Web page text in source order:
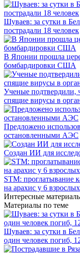
Шуваев: за сутки в
пострадали 18 человек
В Японии прошла
бомбардировки США
Ученые подтвердили,
спящие вирусы в
Предложено
остановленными АЭС
Создан ИИ для
STM: проглатывание
на арахис у 6 взрослых
Интересные
Материалы по теме
Шуваев: за сутки в
один человек погиб,